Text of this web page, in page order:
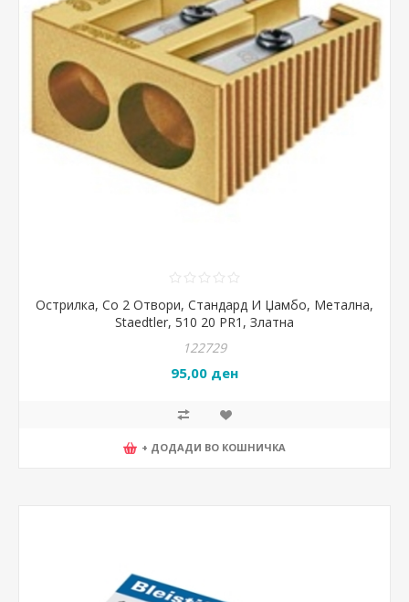
Острилка, Со 2 Отвори, Стандард И Џамбо, Метална,
Staedtler, 510 20 PR1, Златна
122729
95,00 ден
+ ДОДАДИ ВО КОШНИЧКА